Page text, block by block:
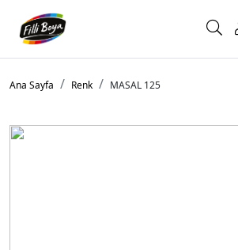
Ana Sayfa Renk MASAL 125